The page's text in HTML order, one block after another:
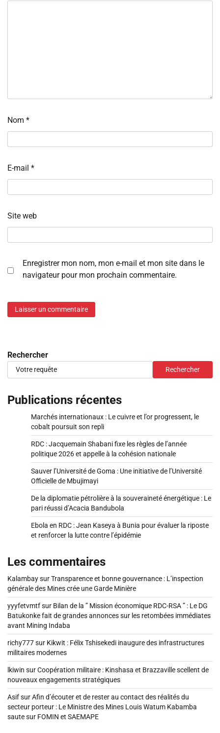
Nom *
E-mail *
Site web
Enregistrer mon nom, mon e-mail et mon site dans le
navigateur pour mon prochain commentaire.
Rechercher
Rechercher
Publications récentes
Marchés internationaux : Le cuivre et l’or progressent, le
cobalt poursuit son repli
RDC : Jacquemain Shabani fixe les règles de l’année
politique 2026 et appelle à la cohésion nationale
Sauver l’Université de Goma : Une initiative de l’Université
Officielle de Mbujimayi
De la diplomatie pétrolière à la souveraineté énergétique : Le
pari réussi d’Acacia Bandubola
Ebola en RDC : Jean Kaseya à Bunia pour évaluer la riposte
et renforcer la lutte contre l’épidémie
Les commentaires
KalambaysurTransparence et bonne gouvernance : L’inspection
générale des Mines crée une Garde Minière
yyyfetvmtfsur Bilan de la ” Mission économique RDC-RSA ” : Le DG
Batukonke fait de grandes annonces sur les retombées immédiates
avant Mining Indaba
richy777sur Kikwit : Félix Tshisekedi inaugure des infrastructures
militaires modernes
lkiwin surCoopération militaire : Kinshasa et Brazzaville scellent de
nouveaux engagements stratégiques
AsifsurAfin d’écouter et de rester au contact des réalités du
secteur porteur : Le Ministre des Mines Louis Watum Kabamba
saute sur FOMIN et SAEMAPE